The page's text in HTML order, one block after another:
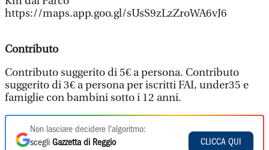
https://maps.app.goo.gl/sUsS9zLzZroWA6vJ6
Contributo
Contributo suggerito di 5€ a persona. Contributo
suggerito di 3€ a persona per iscritti FAI, under35 e
famiglie con bambini sotto i 12 anni.
Non lasciare decidere l'algoritmo:
scegli Gazzetta di Reggio
CLICCA QUI